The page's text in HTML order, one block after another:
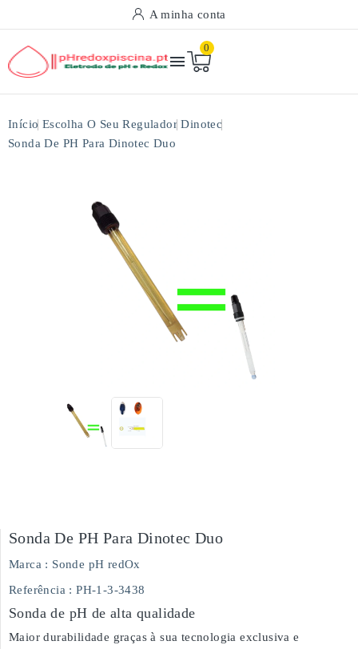
A minha conta

0
Início Escolha O Seu Regulador Dinotec
Sonda De PH Para Dinotec Duo
Sonda De PH Para Dinotec Duo
Marca : Sonde pH redOx
Referência : PH-1-3-3438
Sonda de pH de alta qualidade
Maior durabilidade graças à sua tecnologia exclusiva e